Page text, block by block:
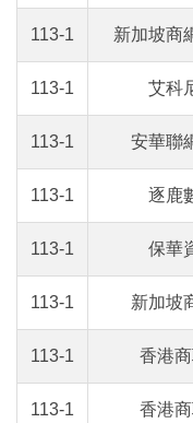
113-1 新加坡商
113-1 艾科
113-1 安華聯
113-1 逐鹿
113-1 保華
113-1 新加坡
113-1 香港
113-1 香港